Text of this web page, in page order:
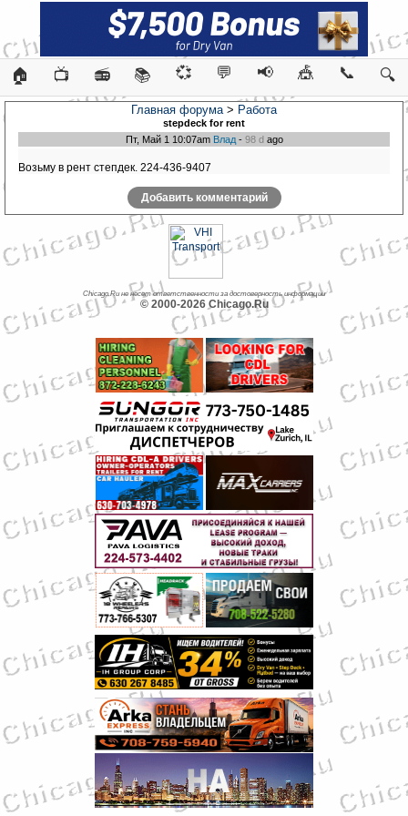
🏠 📺 📻 📚 💞 💬 📢 🎪 📞 🔍
Главная форума> Работа
stepdeck for rent
Пт, Май 1 10:07am Влад- 98 dago
Возьму в рент степдек. 224-436-9407
Добавить комментарий
Chicago.Ru не несет ответственности за достоверность информации
© 2000-2026 Chicago.Ru